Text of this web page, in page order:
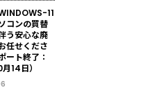
11
コンの買替
う安心な廃
任せくださ
ート終了：
14日）